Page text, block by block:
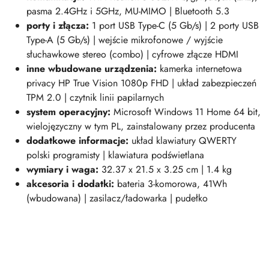
pasma 2.4GHz i 5GHz, MU-MIMO | Bluetooth 5.3
porty i złącza: 1 port USB Type-C (5 Gb/s) | 2 porty USB
Type-A (5 Gb/s) | wejście mikrofonowe / wyjście
słuchawkowe stereo (combo) | cyfrowe złącze HDMI
inne wbudowane urządzenia: kamerka internetowa
privacy HP True Vision 1080p FHD | układ zabezpieczeń
TPM 2.0 | czytnik linii papilarnych
system operacyjny: Microsoft Windows 11 Home 64 bit,
wielojęzyczny w tym PL, zainstalowany przez producenta
dodatkowe informacje: układ klawiatury QWERTY
polski programisty | klawiatura podświetlana
wymiary i waga: 32.37 x 21.5 x 3.25 cm | 1.4 kg
akcesoria i dodatki: bateria 3-komorowa, 41Wh
(wbudowana) | zasilacz/ładowarka | pudełko